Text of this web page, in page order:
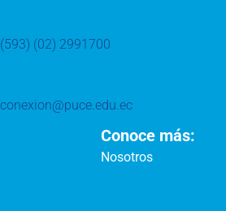
(593) (02) 2991700
conexion@puce.edu.ec
Conoce más:
Nosotros